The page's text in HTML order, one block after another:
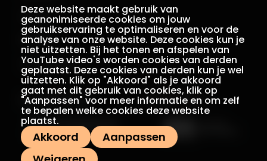
Deze website maakt gebruik van
geanonimiseerde cookies om jouw
gebruikservaring te optimaliseren en voor de
analyse van onze website. Deze cookies kun je
niet uitzetten. Bij het tonen en afspelen van
YouTube video's worden cookies van derden
geplaatst. Deze cookies van derden kun je wel
uitzetten. Klik op "Akkoord" als je akkoord
gaat met dit gebruik van cookies, klik op
"Aanpassen" voor meer informatie en om zelf
te bepalen welke cookies deze website
plaatst.
Akkoord
Aanpassen
Colofon
Privacy
Voorwaarden
Een initiatief van Met dank aan